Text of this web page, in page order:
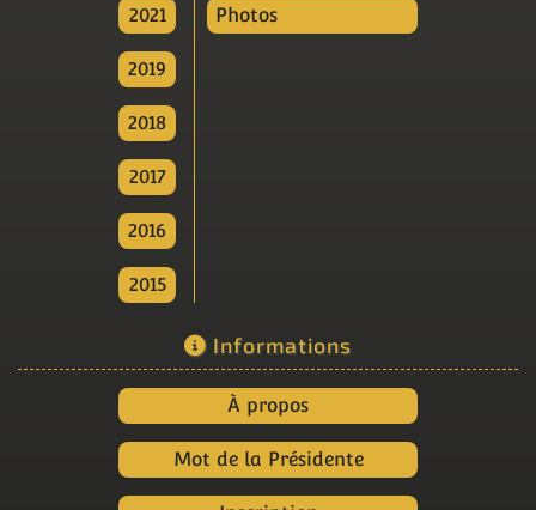
2021
2019
2018
2017
2016
2015
Photos
Informations
À propos
Mot de la Présidente